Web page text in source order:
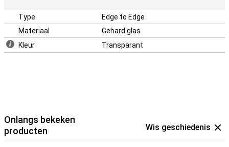
Type
Edge to Edge
Materiaal
Gehard glas
Kleur
Transparant
Onlangs bekeken
producten
Wis geschiedenis